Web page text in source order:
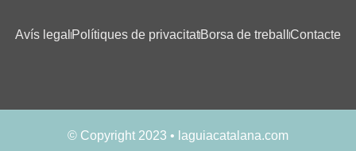
Avís legal Polítiques de privacitatBorsa de treball Contacte
© Copyright 2023 • laguiacatalana.com